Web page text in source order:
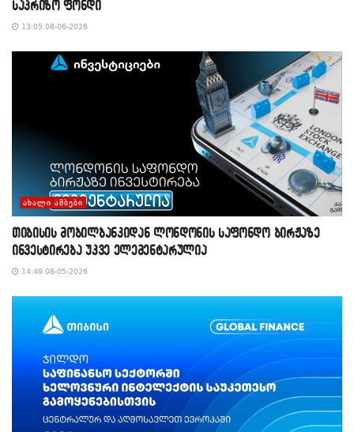
საპრიზო ფონდი
13:05 08-06-2026
ᲐᲮᲐᲚᲘ ᲐᲛᲑᲔᲑᲘ
თიბისის მობილბანკიდან ლონდონის საფონდო ბირჟაზე
ინვესტირება უკვე ელემენტარულია
14:49 08-05-2026